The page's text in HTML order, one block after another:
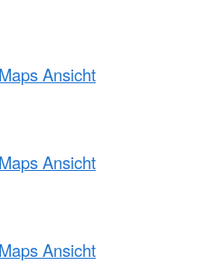
Ansicht
Ansicht
Ansicht